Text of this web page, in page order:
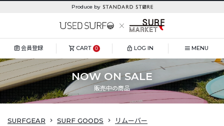
Produce by
会員登録 CART 0 LOG IN MENU
NOW ON SALE
販売中の商品
SURFGEAR SURF GOODS リムーバー